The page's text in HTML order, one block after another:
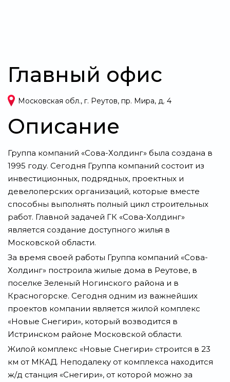
Главный офис
Московская обл., г. Реутов, пр. Мира, д. 4
Описание
Группа компаний «Сова-Холдинг» была создана в
1995 году. Сегодня Группа компаний состоит из
инвестиционных, подрядных, проектных и
девелоперских организаций, которые вместе
способны выполнять полный цикл строительных
работ. Главной задачей ГК «Сова-Холдинг»
является создание доступного жилья в
Московской области.
За время своей работы Группа компаний «Сова-
Холдинг» построила жилые дома в Реутове, в
поселке Зеленый Ногинского района и в
Красногорске. Сегодня одним из важнейших
проектов компании является жилой комплекс
«Новые Снегири», который возводится в
Истринском районе Московской области.
Жилой комплекс «Новые Снегири» строится в 23
км от МКАД. Неподалеку от комплекса находится
ж/д станция «Снегири», от которой можно за